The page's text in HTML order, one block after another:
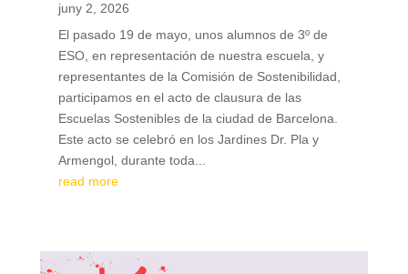
juny 2, 2026
El pasado 19 de mayo, unos alumnos de 3º de
ESO, en representación de nuestra escuela, y
representantes de la Comisión de Sostenibilidad,
participamos en el acto de clausura de las
Escuelas Sostenibles de la ciudad de Barcelona.
Este acto se celebró en los Jardines Dr. Pla y
Armengol, durante toda...
read more